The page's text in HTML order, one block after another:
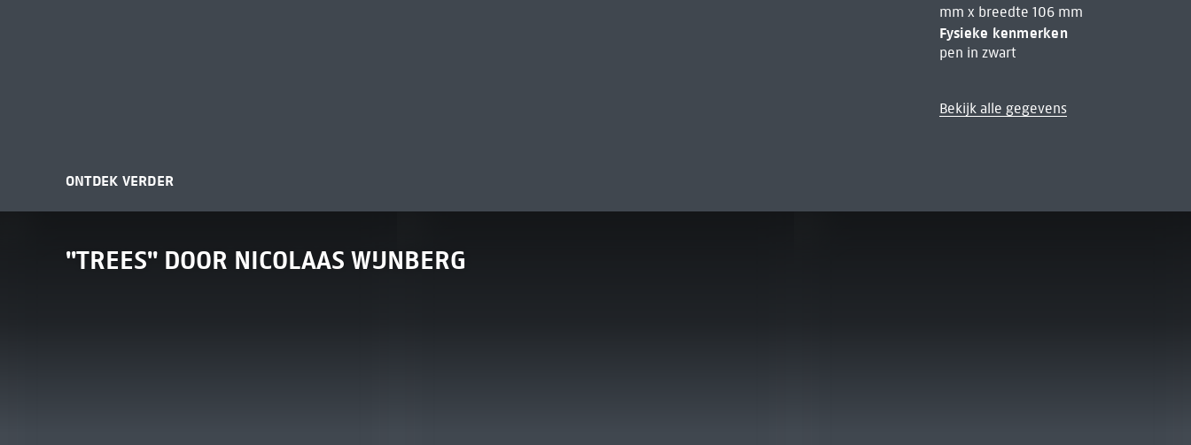
mm x breedte 106 mm
Fysieke kenmerken
pen in zwart
Bekijk alle gegevens
ONTDEK VERDER
"TREES" DOOR NICOLAAS WIJNBERG